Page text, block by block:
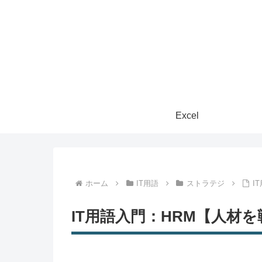
Excel
ホーム IT用語 ストラテジ
IT用語入門：HRM【人材